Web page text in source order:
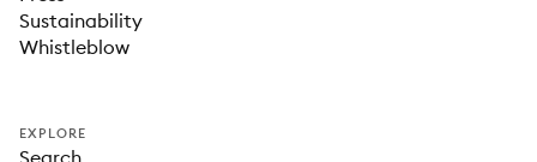
Sustainability
Whistleblow
EXPLORE
Search